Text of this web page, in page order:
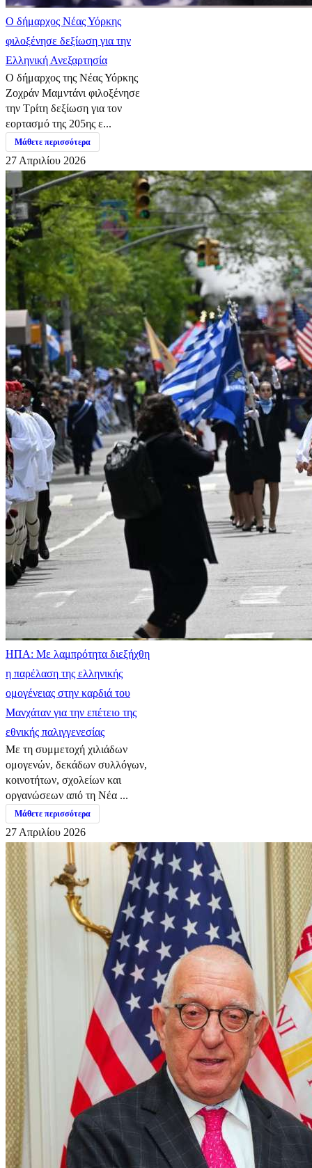
Ο δήμαρχος Νέας Υόρκης
φιλοξένησε δεξίωση για την
Ελληνική Ανεξαρτησία
Ο δήμαρχος της Νέας Υόρκης
Ζοχράν Μαμντάνι φιλοξένησε
την Τρίτη δεξίωση για τον
εορτασμό της 205ης ε...
Μάθετε περισσότερα
27 Απριλίου 2026
ΗΠΑ: Με λαμπρότητα διεξήχθη
η παρέλαση της ελληνικής
ομογένειας στην καρδιά του
Μανχάταν για την επέτειο της
εθνικής παλιγγενεσίας
Με τη συμμετοχή χιλιάδων
ομογενών, δεκάδων συλλόγων,
κοινοτήτων, σχολείων και
οργανώσεων από τη Νέα ...
Μάθετε περισσότερα
27 Απριλίου 2026